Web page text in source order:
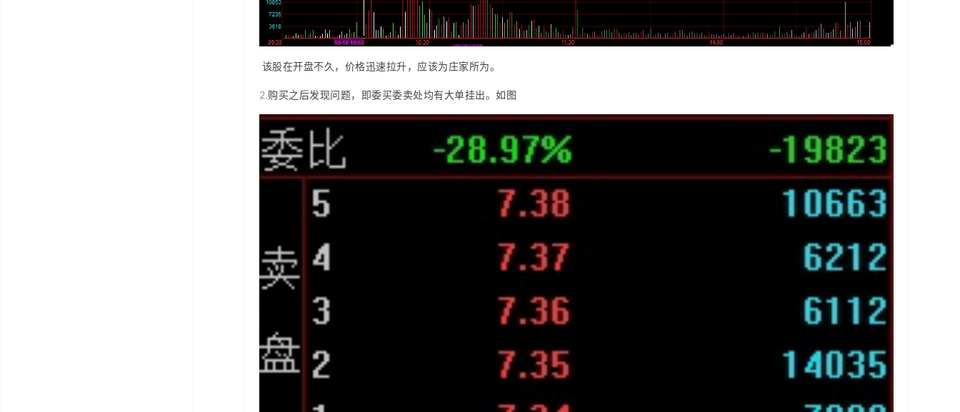
该股在开盘不久，价格迅速拉升，应该为庄家所为。
2.购买之后发现问题，即委买委卖处均有大单挂出。如图